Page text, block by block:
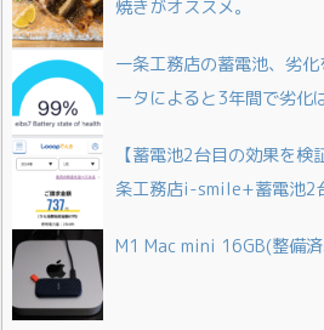
焼きがオススメ。
一条工務店の蓄電池、劣
ータによると3年間で劣化
【蓄電池2台目の効果を
条工務店i-smile+蓄電池2
M1 Mac mini 16GB(整備